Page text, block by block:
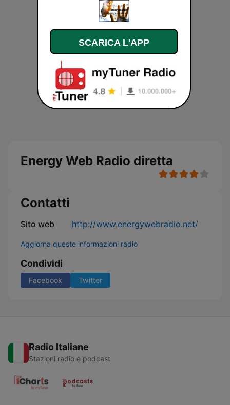
Energy Web Radio diretta
Contatti
Sito web http://www.energywebradio.net/
Aggiorna queste informazioni radio
Condividi
Facebook Twitter
Radio Italiane
Stazioni radio e podcast
SCARICA L'APP